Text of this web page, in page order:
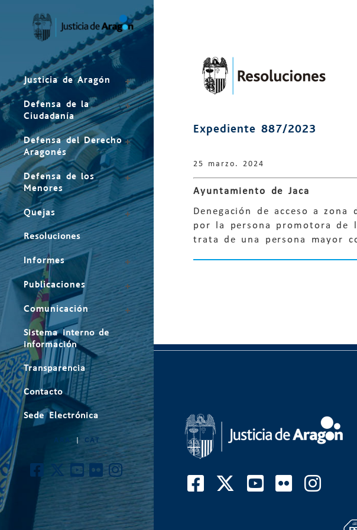
Justicia de Aragón
Defensa de la
Ciudadanía
Defensa del Derecho
Aragonés
Defensa de los
Menores
Quejas
Resoluciones
Informes
Publicaciones
Comunicación
Sistema interno de
información
Transparencia
Contacto
Sede Electrónica
ARA | CAT
Expediente 887/2023
25 marzo. 2024
Ayuntamiento de Jaca
Denegación de acceso a
por la persona promotora de
trata de una persona mayor